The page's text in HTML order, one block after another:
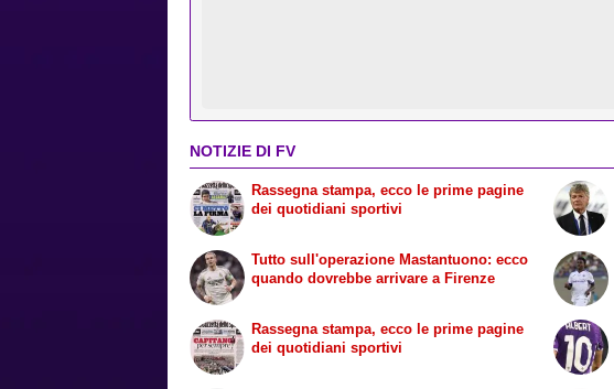
NOTIZIE DI FV
Rassegna stampa, ecco le prime pagine
dei quotidiani sportivi
Tutto sull'operazione Mastantuono: ecco
quando dovrebbe arrivare a Firenze
Rassegna stampa, ecco le prime pagine
dei quotidiani sportivi